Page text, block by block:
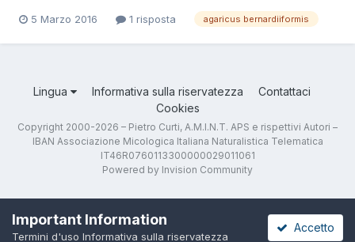
Sezione Chitonioides Etimologia L'epiteto Agaricus deriva dal
5 Marzo 2016 1 risposta agaricus bernardiiformis
Lingua Informativa sulla riservatezza
Contattaci
Cookies
Copyright 2000-2026 – Pietro Curti, A.M.I.N.T. APS e rispettivi Autori –
IBAN Associazione Micologica Italiana Naturalistica Telematica
IT46R0760113300000029011061
Powered by Invision Community
Important Information
Termini d'uso Informativa sulla riservatezza
Accetto